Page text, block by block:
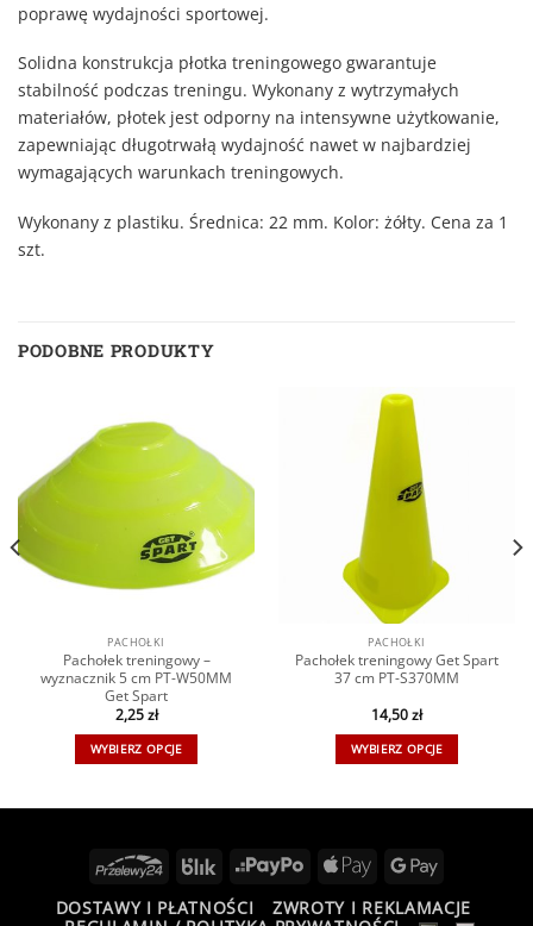
poprawę wydajności sportowej.
Solidna konstrukcja płotka treningowego gwarantuje
stabilność podczas treningu. Wykonany z wytrzymałych
materiałów, płotek jest odporny na intensywne użytkowanie,
zapewniając długotrwałą wydajność nawet w najbardziej
wymagających warunkach treningowych.
Wykonany z plastiku. Średnica: 22 mm. Kolor: żółty. Cena za 1
szt.
PODOBNE PRODUKTY
PACHOŁKI
Pachołek treningowy –
wyznacznik 5 cm PT-W50MM
Get Spart
2,25zł
WYBIERZ OPCJE
PACHOŁKI
Pachołek treningowy Get Spart
37 cm PT-S370MM
14,50zł
WYBIERZ OPCJE
DOSTAWY I PŁATNOŚCI
ZWROTY I REKLAMACJE